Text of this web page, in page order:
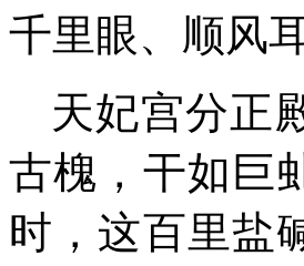
千里眼、顺风
天妃宫分正
古槐， 干如巨
时 ，这百里盐